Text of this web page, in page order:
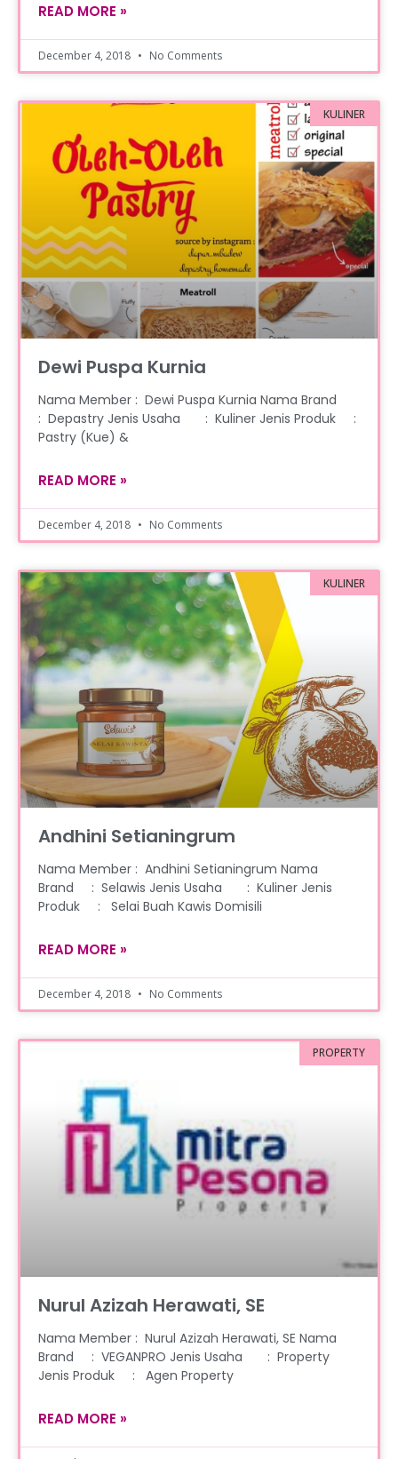
READ MORE »
December 4, 2018 No Comments
KULINER
Dewi Puspa Kurnia
Nama Member : Dewi Puspa Kurnia Nama Brand
: Depastry Jenis Usaha : Kuliner Jenis Produk :
Pastry (Kue) &
READ MORE »
December 4, 2018 No Comments
KULINER
Andhini Setianingrum
Nama Member : Andhini Setianingrum Nama
Brand : Selawis Jenis Usaha : Kuliner Jenis
Produk : Selai Buah Kawis Domisili
READ MORE »
December 4, 2018 No Comments
PROPERTY
Nurul Azizah Herawati, SE
Nama Member : Nurul Azizah Herawati, SE Nama
Brand : VEGANPRO Jenis Usaha : Property
Jenis Produk : Agen Property
READ MORE »